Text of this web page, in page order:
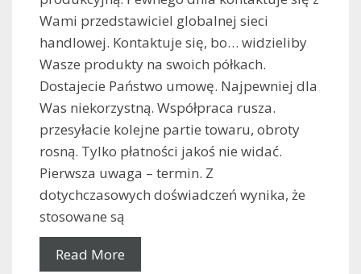
Wami przedstawiciel globalnej sieci
handlowej. Kontaktuje się, bo… widzieliby
Wasze produkty na swoich półkach.
Dostajecie Państwo umowę. Najpewniej dla
Was niekorzystną. Współpraca rusza.
przesyłacie kolejne partie towaru, obroty
rosną. Tylko płatności jakoś nie widać.
Pierwsza uwaga – termin. Z
dotychczasowych doświadczeń wynika, że
stosowane są
Read More